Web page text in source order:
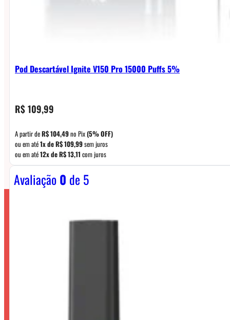
Pod Descartável Ignite V150 Pro 15000 Puffs 5%
R$109,99
A partir deR$104,49no Pix(5% OFF)
ou em até1x deR$109,99sem juros
ou em até12x deR$13,11 com juros
Avaliação0 de 5